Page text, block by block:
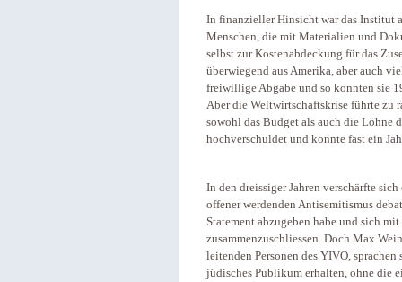
In finanzieller Hinsicht war das Institut
Menschen, die mit Materialien und
selbst zur Kostenabdeckung für das
überwiegend aus Amerika, aber auch
freiwillige Abgabe und so konnten sie
Aber die Weltwirtschaftskrise führte zu
sowohl das Budget als auch die Löhne
hochverschuldet und konnte fast ein
In den dreissiger Jahren verschärfte
offener werdenden Antisemitismus
Statement abzugeben habe und sich
zusammenzuschliessen. Doch Max
leitenden Personen des YIVO,
jüdisches Publikum erhalten, ohne die